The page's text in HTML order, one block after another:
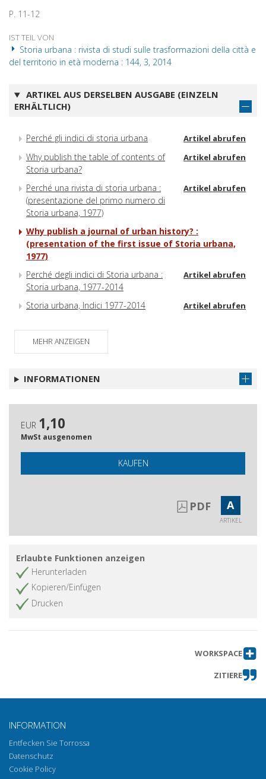
P. 11-12
IST TEIL VON
Storia urbana : rivista di studi sulle trasformazioni della città e
del territorio in età moderna : 144, 3, 2014
ARTIKEL AUS DERSELBEN AUSGABE (EINZELN
ERHÄLTLICH)
Perché gli indici di storia urbana Artikel abrufen
Why publish the table of contents of
Storia urbana?
Artikel abrufen
Perché una rivista di storia urbana :
(presentazione del primo numero di
Storia urbana, 1977)
Artikel abrufen
Why publish a journal of urban history? :
(presentation of the first issue of Storia urbana,
1977)
Perché degli indici di Storia urbana :
Storia urbana, 1977-2014
Artikel abrufen
Storia urbana, Indici 1977-2014 Artikel abrufen
MEHR ANZEIGEN
INFORMATIONEN
EUR 1,10
MwSt ausgenomen
KAUFEN
PDF A
ARTIKEL
Erlaubte Funktionen anzeigen
Herunterladen
Kopieren/Einfügen
Drucken
WORKSPACE
ZITIERE
INFORMATION
Entfecken Sie Torrossa
Datenschutz
Cookie Policy